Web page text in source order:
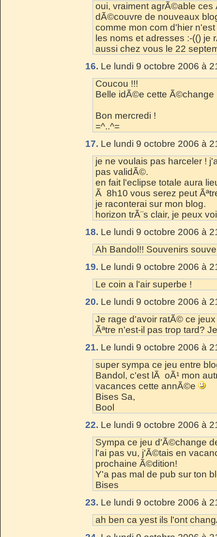
oui, vraiment agrÃ©able
dÃ©couvre de nouveaux
comme mon com d'hier
les noms et adresses :-(() je
aussi chez vous le 22
16. Le lundi 9 octobre 2006 à
Coucou !!!
Belle idÃ©e cette Ã©change
Bon mercredi !
=^..^=
17. Le lundi 9 octobre 2006 à
je ne voulais pas harceler !
pas validÃ©.
en fait l'eclipse totale aura
Ã 8h10 vous serez peut
je raconterai sur mon blog.
horizon trÃ¨s clair, je peux
18. Le lundi 9 octobre 2006 à
Ah Bandol!! Souvenirs
19. Le lundi 9 octobre 2006 à
Le coin a l'air superbe !
20. Le lundi 9 octobre 2006 à
Je rage d'avoir ratÃ© ce
Ãªtre n'est-il pas trop tard?
21. Le lundi 9 octobre 2006 à
super sympa ce jeu entre
Bandol, c'est lÃ oÃ¹ mon
vacances cette annÃ©e
Bises Sa,
Bool
22. Le lundi 9 octobre 2006 à
Sympa ce jeu d'Ã©change
l'ai pas vu, j'Ã©tais en
prochaine Ã©dition!
Y'a pas mal de pub sur ton
Bises
23. Le lundi 9 octobre 2006 à
ah ben ca yest ils l'ont